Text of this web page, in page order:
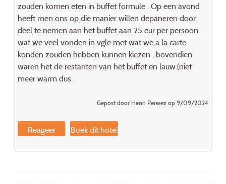
zouden komen eten in buffet formule . Op een avond
heeft men ons op die manier willen depaneren door
deel te nemen aan het buffet aan 25 eur per persoon
wat we veel vonden in vgle met wat we a la carte
konden zouden hebben kunnen kiezen , bovendien
waren het de restanten van het buffet en lauw.(niet
meer warm dus .
Gepost door Henri Perwez op 9/09/2024
Reageer Boek dit hotel